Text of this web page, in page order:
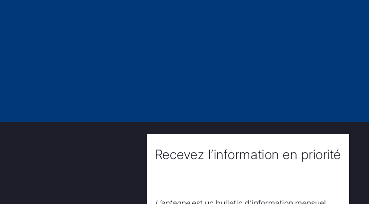
Recevez l’information en priorité